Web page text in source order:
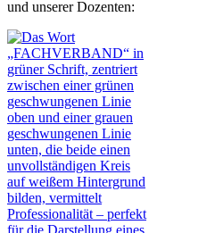
und unserer Dozenten: